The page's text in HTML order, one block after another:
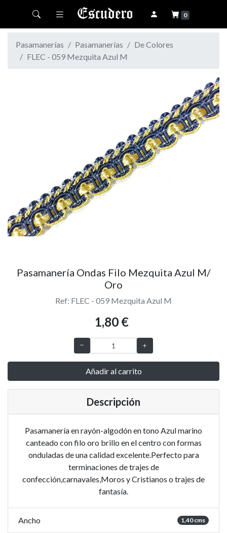
Toggle navigation 0
Pasamanerías Pasamanerías
De Colores
FLEC - 059 Mezquita Azul M
Pasamanería Ondas Filo Mezquita Azul M/
Oro
Ref: FLEC - 059 Mezquita Azul M
1,80 €
Añadir al carrito
Descripción
Pasamanería en rayón-algodón en tono Azul marino
canteado con filo oro brillo en el centro con formas
onduladas de una calidad excelente.Perfecto para
terminaciones de trajes de
confección,carnavales,Moros y Cristianos o trajes de
fantasía.
Ancho 1,40 cms